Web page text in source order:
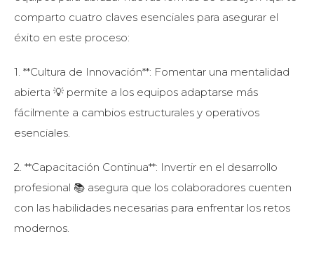
comparto cuatro claves esenciales para asegurar el
éxito en este proceso:
1. **Cultura de Innovación**: Fomentar una mentalidad
abierta 💡 permite a los equipos adaptarse más
fácilmente a cambios estructurales y operativos
esenciales.
2. **Capacitación Continua**: Invertir en el desarrollo
profesional 📚 asegura que los colaboradores cuenten
con las habilidades necesarias para enfrentar los retos
modernos.